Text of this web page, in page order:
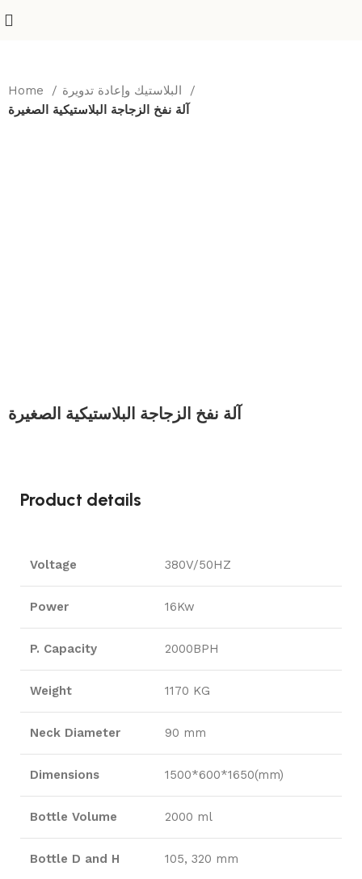
Home
آلة نفخ الزجاجة البلاستيكية الصغيرة
آلة نفخ الزجاجة البلاستيكية الصغيرة
Product details
Voltage 380V/50HZ
Power 16Kw
P. Capacity 2000BPH
Weight 1170 KG
Neck Diameter 90 mm
Dimensions 1500*600*1650(mm)
Bottle Volume 2000 ml
Bottle D and H 105, 320 mm